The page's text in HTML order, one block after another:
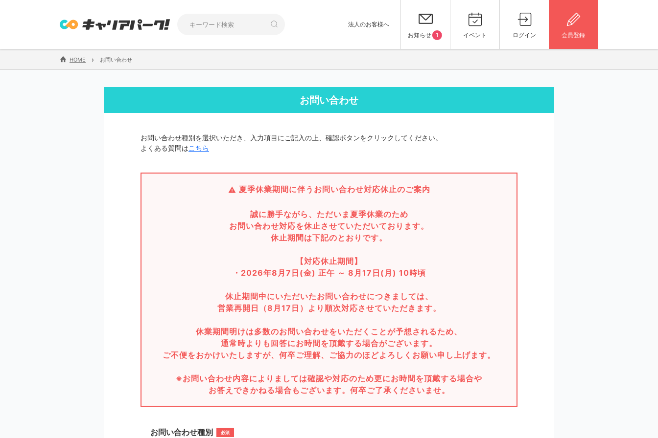
法人のお客様へ
お知らせ 1 イベント ログイン 会員登録
HOME › お問い合わせ
お問い合わせ
お問い合わせ種別を選択いただき、入力項目にご記入の上、確認ボタンをクリックしてください。
よくある質問はこちら
夏季休業期間に伴うお問い合わせ対応休止のご案内
誠に勝手ながら、ただいま夏季休業のため
お問い合わせ対応を休止させていただいております。
休止期間は下記のとおりです。
【対応休止期間】
・2026年8月7日(金) 正午 ～ 8月17日(月) 10時頃
休止期間中にいただいたお問い合わせにつきましては、
営業再開日（8月17日）より順次対応させていただきます。
休業期間明けは多数のお問い合わせをいただくことが予想されるため、
通常時よりも回答にお時間を頂戴する場合がございます。
ご不便をおかけいたしますが、何卒ご理解、ご協力のほどよろしくお願い申し上げます。
※お問い合わせ内容によりましては確認や対応のため更にお時間を頂戴する場合や
お答えできかねる場合もございます。何卒ご了承くださいませ。
お問い合わせ種別 必須